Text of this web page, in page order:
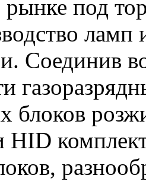
рынке под
Соединив
блоков
HID